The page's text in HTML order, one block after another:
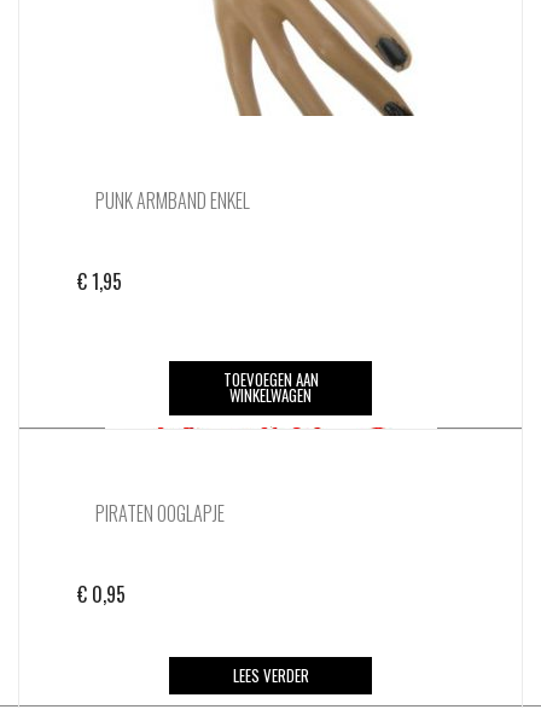
PUNK ARMBAND ENKEL
€1,95
TOEVOEGEN AAN
WINKELWAGEN
PIRATEN OOGLAPJE
€ 0,95
LEES VERDER